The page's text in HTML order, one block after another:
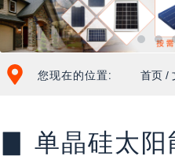
您现在的位置: 首页 /
▊ 单晶硅太阳